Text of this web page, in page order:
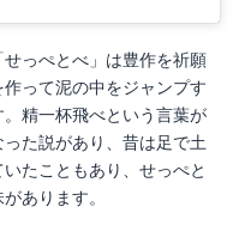
っぺとべ」は豊作を祈願
って泥の中をジャンプす
精一杯飛べという言葉が
た説があり、昔は足で土
たこともあり、せっぺと
あります。